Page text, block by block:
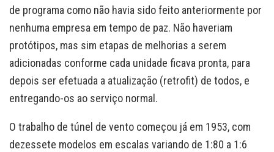
de programa como não havia sido feito anteriormente por
nenhuma empresa em tempo de paz. Não haveriam
protótipos, mas sim etapas de melhorias a serem
adicionadas conforme cada unidade ficava pronta, para
depois ser efetuada a atualização (retrofit) de todos, e
entregando-os ao serviço normal.
O trabalho de túnel de vento começou já em 1953, com
dezessete modelos em escalas variando de 1:80 a 1:6